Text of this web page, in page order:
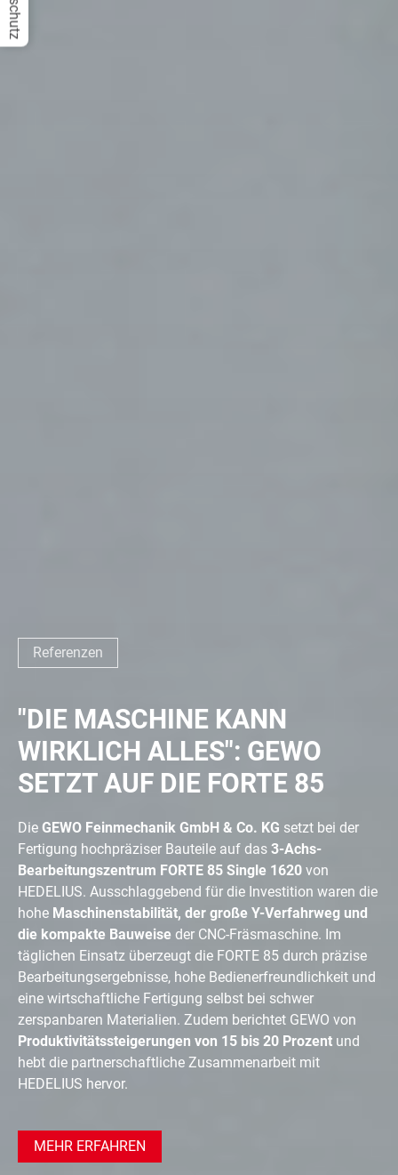
Referenzen
"DIE MASCHINE KANN
WIRKLICH ALLES": GEWO
SETZT AUF DIE FORTE 85
Die GEWO Feinmechanik GmbH & Co. KG setzt bei der
Fertigung hochpräziser Bauteile auf das 3-Achs-
Bearbeitungszentrum FORTE 85 Single 1620 von
HEDELIUS. Ausschlaggebend für die Investition waren die
hohe Maschinenstabilität, der große Y-Verfahrweg und
die kompakte Bauweise der CNC-Fräsmaschine. Im
täglichen Einsatz überzeugt die FORTE 85 durch präzise
Bearbeitungsergebnisse, hohe Bedienerfreundlichkeit und
eine wirtschaftliche Fertigung selbst bei schwer
zerspanbaren Materialien. Zudem berichtet GEWO von
Produktivitätssteigerungen von 15 bis 20 Prozent und
hebt die partnerschaftliche Zusammenarbeit mit
HEDELIUS hervor.
MEHR ERFAHREN